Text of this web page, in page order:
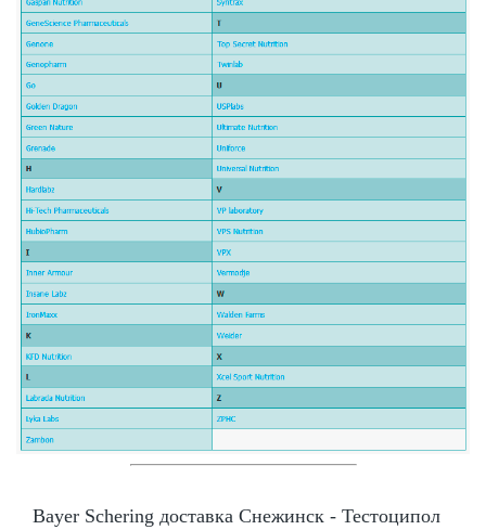
Bayer Schering доставка Снежинск - Тестоципол